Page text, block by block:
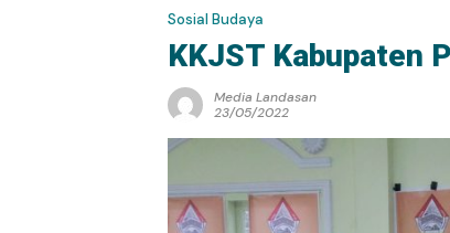
Sosial Budaya
KKJST Kabupaten
Media Landasan
23/05/2022